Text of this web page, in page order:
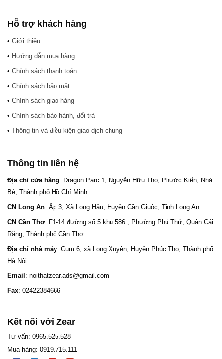
Hỗ trợ khách hàng
• Giới thiệu
• Hướng dẫn mua hàng
• Chính sách thanh toán
• Chính sách bảo mật
• Chính sách giao hàng
• Chính sách bảo hành, đổi trả
• Thông tin và điều kiện giao dịch chung
Thông tin liên hệ
Địa chỉ cửa hàng: Dragon Parc 1, Nguyễn Hữu Thọ, Phước Kiển, Nhà
Bè, Thành phố Hồ Chí Minh
CN Long An: Ấp 3, Xã Long Hậu, Huyện Cần Giuộc, Tỉnh Long An
CN Cần Thơ: F1-14 đường số 5 khu 586 , Phường Phú Thứ, Quận Cái
Răng, Thành phố Cần Thơ
Địa chỉ nhà máy: Cụm 6, xã Long Xuyên, Huyện Phúc Thọ, Thành phố
Hà Nội
Email : noithatzear.ads@gmail.com
Fax: 02422384666
Kết nối với Zear
Tư vấn: 0965.525.528
Mua hàng: 0919.715.111